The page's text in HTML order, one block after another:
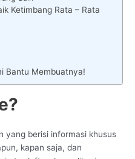
Ketimbang Rata – Rata
Bantu Membuatnya!
yang berisi informasi khusus
kapan saja, dan